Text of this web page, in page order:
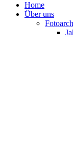
Home
Über uns